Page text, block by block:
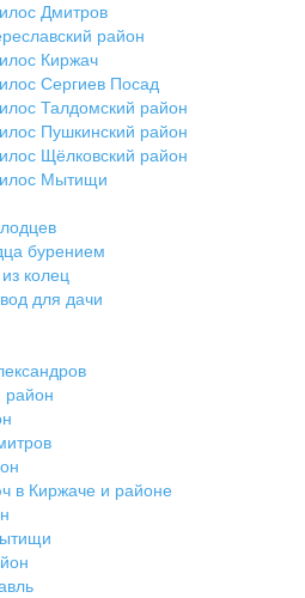
Дмитров
район
Киржач
Сергиев Посад
Талдомский район
Пушкинский район
Щёлковский район
Мытищи
бурением
колец
для дачи
район
в Киржаче и районе